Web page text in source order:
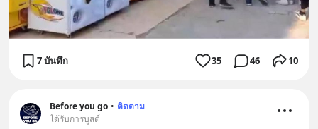
7 บันทึก 35 46 10
Before you go • ติดตาม
ได้รับการบูสต์